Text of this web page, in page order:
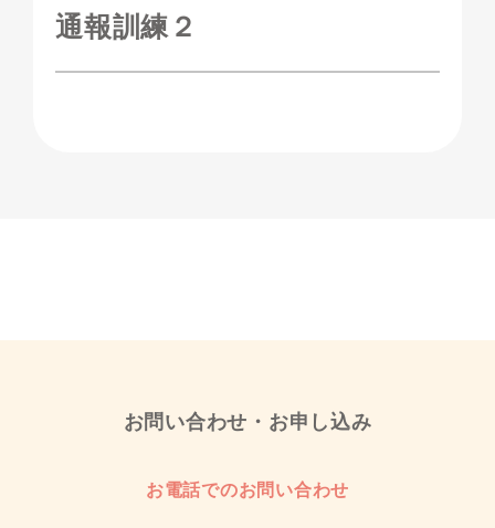
通報訓練２
お問い合わせ・お申し込み
お電話でのお問い合わせ